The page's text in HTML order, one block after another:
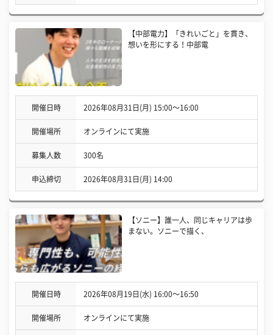
【中部電力】「きれいごと」を貫き、
想いを形にする！中部電
開催日時 2026年08月31日(月) 15:00〜16:00
開催場所 オンラインにて実施
募集人数 300名
申込締切 2026年08月31日(月) 14:00
【ソニー】誰一人、同じキャリアは歩
まない。ソニーで描く、
開催日時 2026年08月19日(水) 16:00〜16:50
開催場所 オンラインにて実施